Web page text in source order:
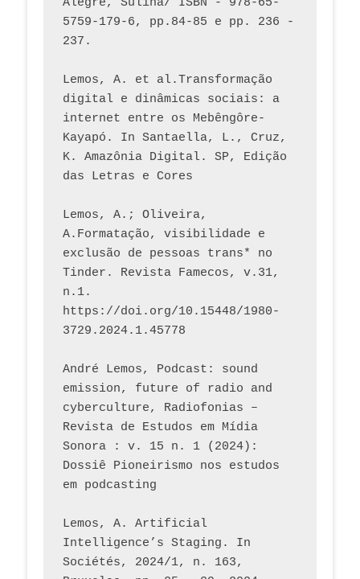
5759-179-6, pp.84-85 e pp. 236 -
237.
Lemos, A. et al.Transformação
digital e dinâmicas sociais: a
internet entre os Mebêngôre-
Kayapó. In Santaella, L., Cruz,
K. Amazônia Digital. SP, Edição
das Letras e Cores
Lemos, A.; Oliveira,
A.Formatação, visibilidade e
exclusão de pessoas trans* no
Tinder. Revista Famecos, v.31,
n.1.
https://doi.org/10.15448/1980-
3729.2024.1.45778
André Lemos, Podcast: sound
emission, future of radio and
cyberculture, Radiofonias –
Revista de Estudos em Mídia
Sonora : v. 15 n. 1 (2024):
Dossiê Pioneirismo nos estudos
em podcasting
Lemos, A. Artificial
Intelligence’s Staging. In
Sociétés, 2024/1, n. 163,